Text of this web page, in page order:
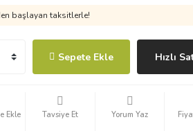
başlayan taksitlerle!
Sepete Ekle Hızlı
Tavsiye Et Yorum Yaz